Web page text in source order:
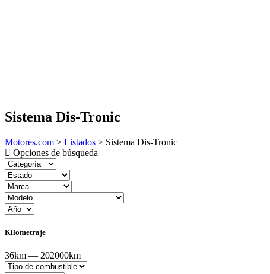
Sistema Dis-Tronic
Motores.com > Listados > Sistema Dis-Tronic
Opciones de búsqueda
Kilometraje
36km — 202000km